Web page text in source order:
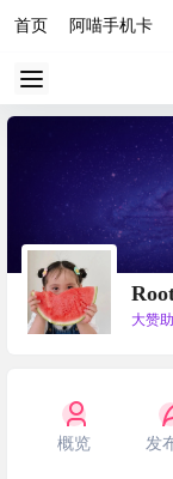
首页 阿喵手机卡
大赞助
概览 发